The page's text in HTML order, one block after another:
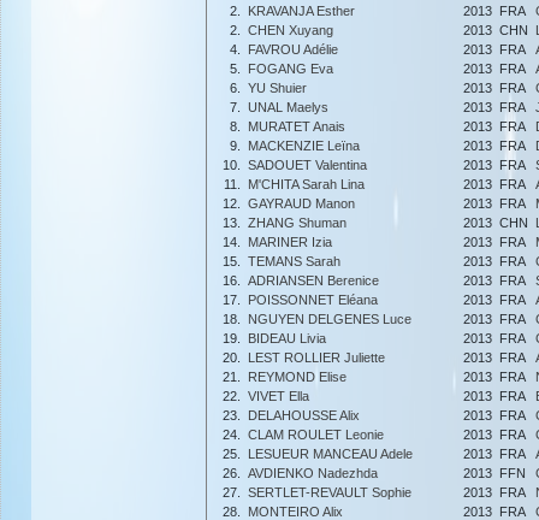
2.
KRAVANJA Esther 2013 FRA
2.
CHEN Xuyang 2013 CHN
4.
FAVROU Adélie 2013 FRA
5.
FOGANG Eva 2013 FRA
6.
YU Shuier 2013 FRA
7.
UNAL Maelys 2013 FRA
8.
MURATET Anais 2013 FRA
9.
MACKENZIE Leïna 2013 FRA
10.
SADOUET Valentina 2013 FRA
11.
M'CHITA Sarah Lina 2013 FRA
12.
GAYRAUD Manon 2013 FRA
13.
ZHANG Shuman 2013 CHN
14.
MARINER Izia 2013 FRA
15.
TEMANS Sarah 2013 FRA
16.
ADRIANSEN Berenice 2013 FRA
17.
POISSONNET Eléana 2013 FRA
18.
NGUYEN DELGENES Luce 2013 FRA
19.
BIDEAU Livia 2013 FRA
20.
LEST ROLLIER Juliette 2013 FRA
21.
REYMOND Elise 2013 FRA
22.
VIVET Ella 2013 FRA
23.
DELAHOUSSE Alix 2013 FRA
24.
CLAM ROULET Leonie 2013 FRA
25.
LESUEUR MANCEAU Adele 2013 FRA
26.
AVDIENKO Nadezhda 2013 FFN
27.
SERTLET-REVAULT Sophie 2013 FRA
28.
MONTEIRO Alix 2013 FRA